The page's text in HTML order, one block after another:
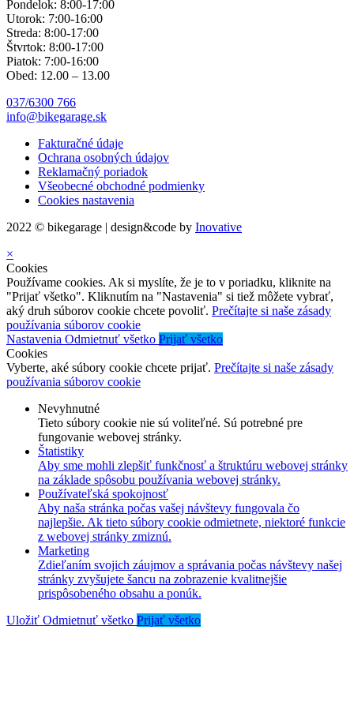
Pondelok: 8:00-17:00
Utorok: 7:00-16:00
Streda: 8:00-17:00
Štvrtok: 8:00-17:00
Piatok: 7:00-16:00
Obed: 12.00 – 13.00
037/6300 766
info@bikegarage.sk
Fakturačné údaje
Ochrana osobných údajov
Reklamačný poriadok
Všeobecné obchodné podmienky
Cookies nastavenia
2022 © bikegarage | design&code by Inovative
×
Cookies
Používame cookies. Ak si myslíte, že je to v poriadku, kliknite na
"Prijať všetko". Kliknutím na "Nastavenia" si tiež môžete vybrať,
aký druh súborov cookie chcete povoliť. Prečítajte si naše zásady
používania súborov cookie
Nastavenia Odmietnuť všetko Prijať všetko
Cookies
Vyberte, aké súbory cookie chcete prijať. Prečítajte si naše zásady
používania súborov cookie
Nevyhnutné
Tieto súbory cookie nie sú voliteľné. Sú potrebné pre
fungovanie webovej stránky.
Štatistiky
Aby sme mohli zlepšiť funkčnosť a štruktúru webovej stránky
na základe spôsobu používania webovej stránky.
Používateľská spokojnosť
Aby naša stránka počas vašej návštevy fungovala čo
najlepšie. Ak tieto súbory cookie odmietnete, niektoré funkcie
z webovej stránky zmiznú.
Marketing
Zdieľaním svojich záujmov a správania počas návštevy našej
stránky zvyšujete šancu na zobrazenie kvalitnejšie
prispôsobeného obsahu a ponúk.
Uložiť Odmietnuť všetko Prijať všetko